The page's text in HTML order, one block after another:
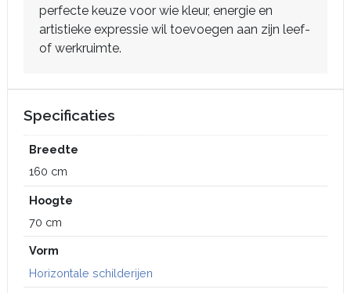
perfecte keuze voor wie kleur, energie en
artistieke expressie wil toevoegen aan zijn leef-
of werkruimte.
Specificaties
Breedte
160 cm
Hoogte
70 cm
Vorm
Horizontale schilderijen